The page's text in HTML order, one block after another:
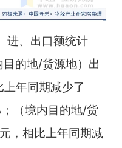
进、出口额统计
的地/货源地）出
年同期减少了
（境内目的地/货
，相比上年同期减